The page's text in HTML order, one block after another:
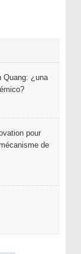
Quang: ¿una
pour
de